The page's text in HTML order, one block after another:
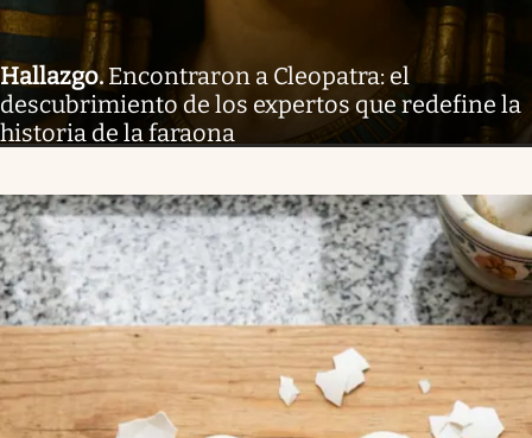
Hallazgo.Encontraron a Cleopatra: el
descubrimiento de los expertos que redefine la
historia de la faraona